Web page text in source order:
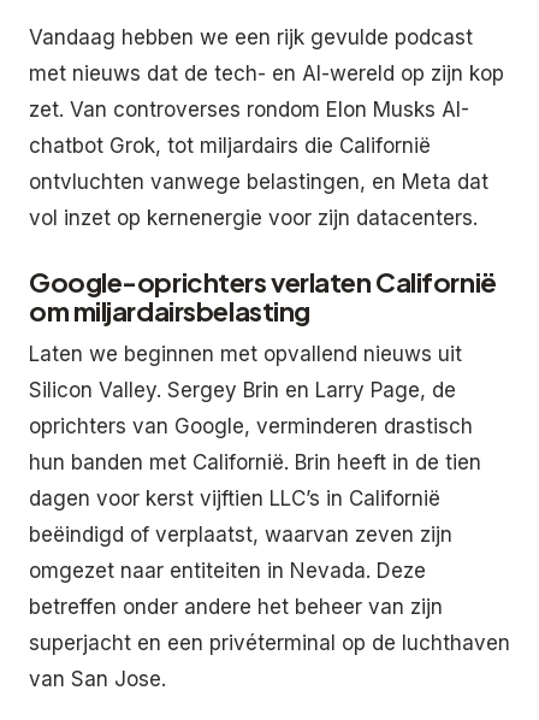
Vandaag hebben we een rijk gevulde podcast
met nieuws dat de tech- en AI-wereld op zijn kop
zet. Van controverses rondom Elon Musks AI-
chatbot Grok, tot miljardairs die Californië
ontvluchten vanwege belastingen, en Meta dat
vol inzet op kernenergie voor zijn datacenters.
Google-oprichters verlaten Californië
om miljardairsbelasting
Laten we beginnen met opvallend nieuws uit
Silicon Valley. Sergey Brin en Larry Page, de
oprichters van Google, verminderen drastisch
hun banden met Californië. Brin heeft in de tien
dagen voor kerst vijftien LLC’s in Californië
beëindigd of verplaatst, waarvan zeven zijn
omgezet naar entiteiten in Nevada. Deze
betreffen onder andere het beheer van zijn
superjacht en een privéterminal op de luchthaven
van San Jose.